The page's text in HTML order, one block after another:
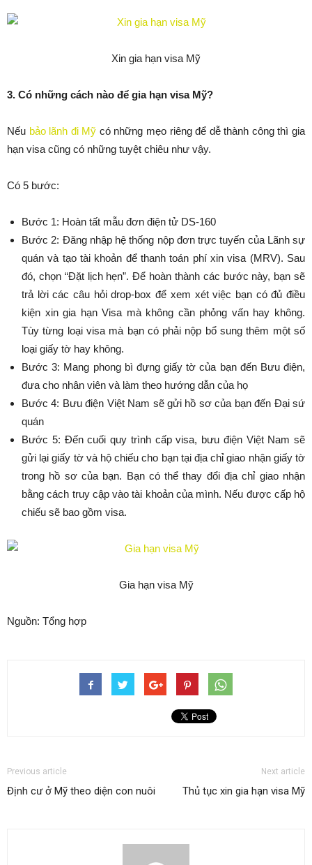
Xin gia hạn visa Mỹ
3. Có những cách nào để gia hạn visa Mỹ?
Nếu bảo lãnh đi Mỹ có những mẹo riêng để dễ thành công thì gia
hạn visa cũng có những tuyệt chiêu như vậy.
Có 5 bước:
Bước 1: Hoàn tất mẫu đơn điện tử DS-160
Bước 2: Đăng nhập hệ thống nộp đơn trực tuyến của Lãnh sự
quán và tạo tài khoản để thanh toán phí xin visa (MRV). Sau
đó, chọn “Đặt lịch hẹn”. Để hoàn thành các bước này, bạn sẽ
trả lời các câu hỏi drop-box để xem xét việc bạn có đủ điều
kiện xin gia hạn Visa mà không cần phỏng vấn hay không.
Tùy từng loại visa mà bạn có phải nộp bổ sung thêm một số
loại giấy tờ hay không.
Bước 3: Mang phong bì đựng giấy tờ của bạn đến Bưu điện,
đưa cho nhân viên và làm theo hướng dẫn của họ
Bước 4: Bưu điện Việt Nam sẽ gửi hồ sơ của bạn đến Đại sứ
quán
Bước 5: Đến cuối quy trình cấp visa, bưu điện Việt Nam sẽ
gửi lại giấy tờ và hộ chiếu cho bạn tại địa chỉ giao nhận giấy tờ
trong hồ sơ của bạn. Bạn có thể thay đổi địa chỉ giao nhận
bằng cách truy cập vào tài khoản của mình. Nếu được cấp hộ
chiếu sẽ bao gồm visa.
Gia hạn visa Mỹ
Nguồn: Tổng hợp
Previous article
Định cư ở Mỹ theo diện con nuôi
Next article
Thủ tục xin gia hạn visa Mỹ